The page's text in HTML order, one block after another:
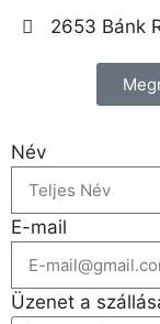
2653 Bánk
Név
E-mail
Üzenet a